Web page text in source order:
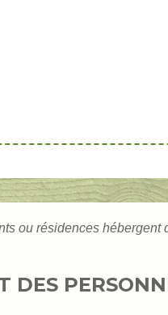
ou résidences hébergent
DES